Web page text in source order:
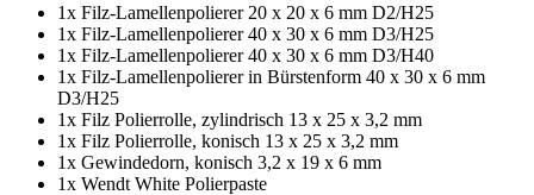
1x Filz-Lamellenpolierer 20 x 20 x 6 mm D2/H25
1x Filz-Lamellenpolierer 40 x 30 x 6 mm D3/H25
1x Filz-Lamellenpolierer 40 x 30 x 6 mm D3/H40
1x Filz-Lamellenpolierer in Bürstenform 40 x 30 x 6 mm
D3/H25
1x Filz Polierrolle, zylindrisch 13 x 25 x 3,2 mm
1x Filz Polierrolle, konisch 13 x 25 x 3,2 mm
1x Gewindedorn, konisch 3,2 x 19 x 6 mm
1x Wendt White Polierpaste